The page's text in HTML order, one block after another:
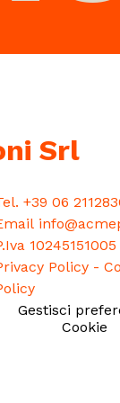
Srl
+39 06
10245151005
Policy -
Gestisci
Cookie